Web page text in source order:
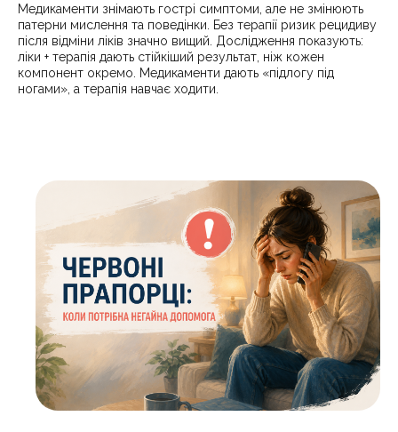
Медикаменти знімають гострі симптоми, але не змінюють
патерни мислення та поведінки. Без терапії ризик рецидиву
після відміни ліків значно вищий. Дослідження показують:
ліки + терапія дають стійкіший результат, ніж кожен
компонент окремо. Медикаменти дають «підлогу під
ногами», а терапія навчає ходити.